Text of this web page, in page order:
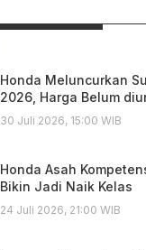
Honda Meluncurkan
2026, Harga Belum
30 Juli 2026, 15:00 WIB
Honda Asah
Bikin Jadi Naik Kelas
24 Juli 2026, 21:00 WIB